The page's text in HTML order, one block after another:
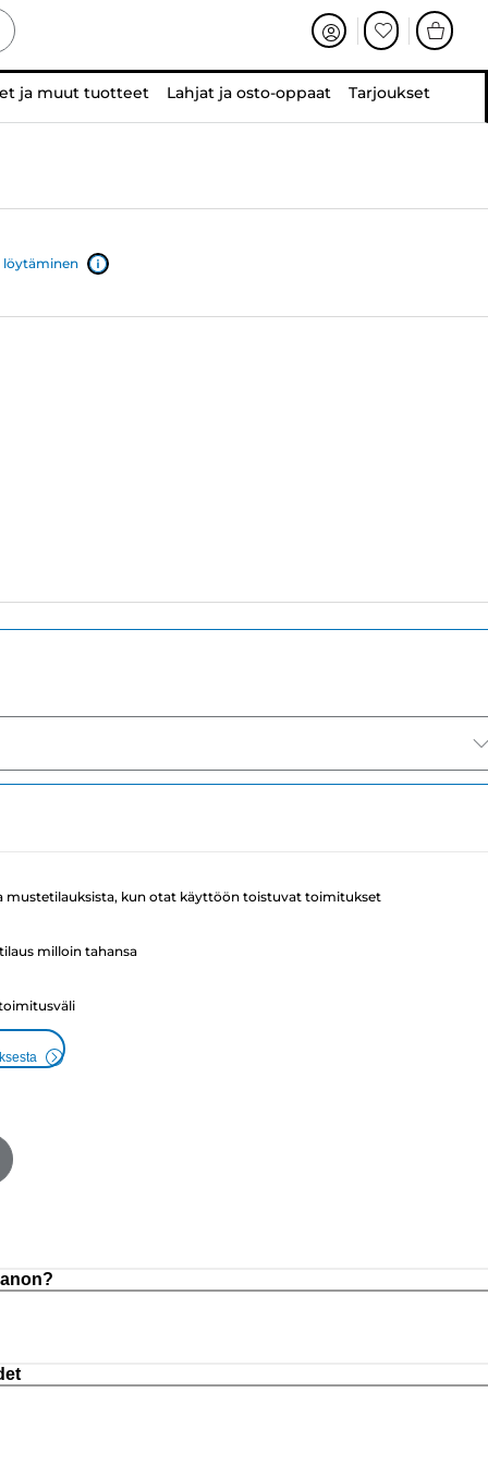
ja muut tuotteet Lahjat ja osto-oppaat Tarjoukset
löytäminen
mustetilauksista, kun otat käyttöön toistuvat toimitukset
milloin tahansa